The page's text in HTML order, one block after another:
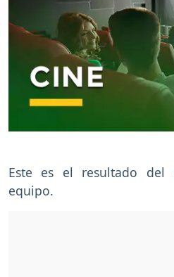
Este es el resultado del
equipo.